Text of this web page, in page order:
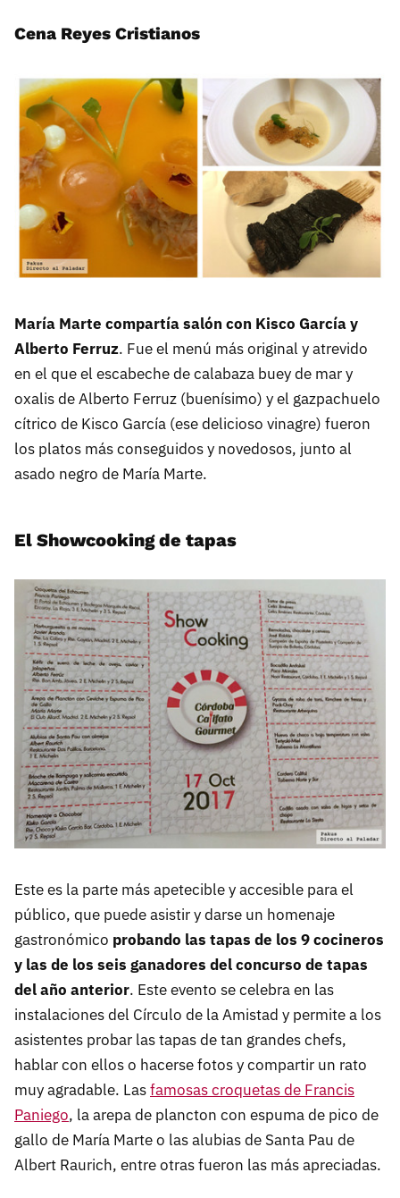
Cena Reyes Cristianos
María Marte compartía salón con Kisco García y
Alberto Ferruz. Fue el menú más original y atrevido
en el que el escabeche de calabaza buey de mar y
oxalis de Alberto Ferruz (buenísimo) y el gazpachuelo
cítrico de Kisco García (ese delicioso vinagre) fueron
los platos más conseguidos y novedosos, junto al
asado negro de María Marte.
El Showcooking de tapas
Este es la parte más apetecible y accesible para el
público, que puede asistir y darse un homenaje
gastronómico probando las tapas de los 9 cocineros
y las de los seis ganadores del concurso de tapas
del año anterior. Este evento se celebra en las
instalaciones del Círculo de la Amistad y permite a los
asistentes probar las tapas de tan grandes chefs,
hablar con ellos o hacerse fotos y compartir un rato
muy agradable. Lasfamosas croquetas de Francis
Paniego, la arepa de plancton con espuma de pico de
gallo de María Marte o las alubias de Santa Pau de
Albert Raurich, entre otras fueron las más apreciadas.